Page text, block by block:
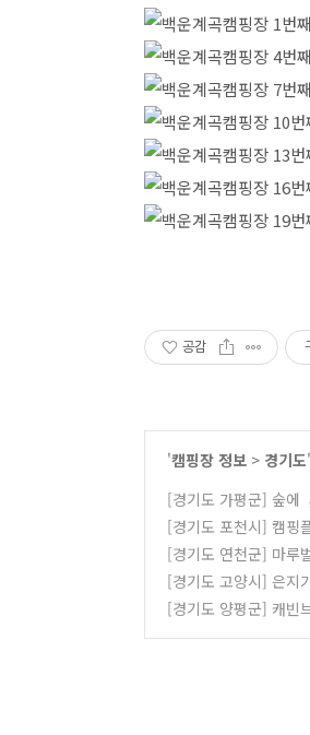
공감
'캠핑장 정보 > 경기도
[경기도 가평군] 숲에
[경기도 포천시] 캠핑
[경기도 연천군] 마루
[경기도 고양시] 은지
[경기도 양평군] 캐빈